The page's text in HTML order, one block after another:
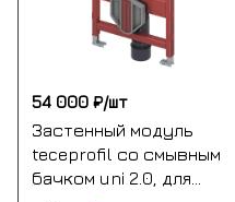
54 000 ₽/шт
Застенный модуль
teceprofil со смывным
бачком uni 2.0, для